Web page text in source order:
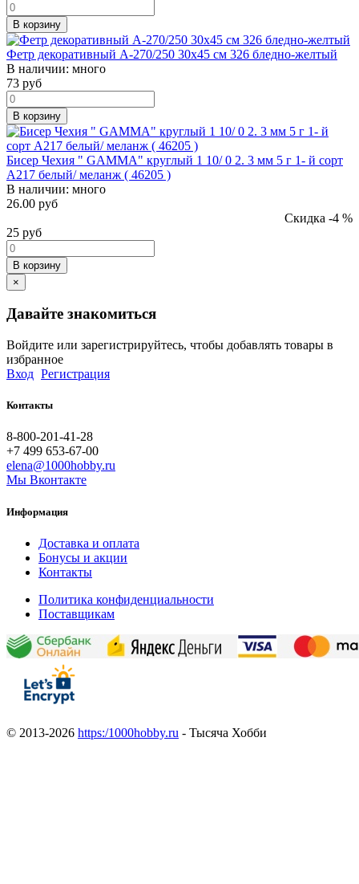
В корзину
Фетр декоративный А-270/250 30х45 см 326 бледно-желтый
В наличии: много
73 руб
В корзину
Бисер Чехия " GAMMA" круглый 1 10/ 0 2. 3 мм 5 г 1- й сорт
A217 белый/ меланж ( 46205 )
В наличии: много
26.00 руб
Скидка -4 %
25 руб
В корзину
×
Давайте знакомиться
Войдите или зарегистрируйтесь, чтобы добавлять товары в
избранное
Вход Регистрация
Контакты
8-800-201-41-28
+7 499 653-67-00
elena@1000hobby.ru
Мы Вконтакте
Информация
Доставка и оплата
Бонусы и акции
Контакты
Политика конфиденциальности
Поставщикам
© 2013-2026 https:/1000hobby.ru - Тысяча Хобби